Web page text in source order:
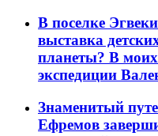
В поселке
выставка
планеты? В
экспедиции
Знаменитый
Ефремов